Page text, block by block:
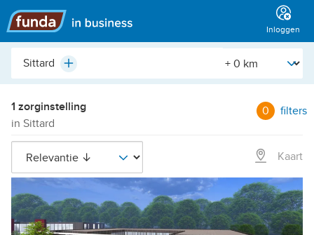
Hoofdmenu
Inloggen
Plaats,
etc.
Plus [Straal]
1 zorginstelling
in Sittard
0 filters
Kaart